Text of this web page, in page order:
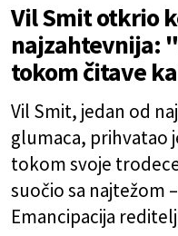
Vil Smit otkrio
najzahtevnija:
tokom čitave
Vil Smit, jedan od
glumaca, prihvatao
tokom svoje
suočio sa najtežom
Emancipacija